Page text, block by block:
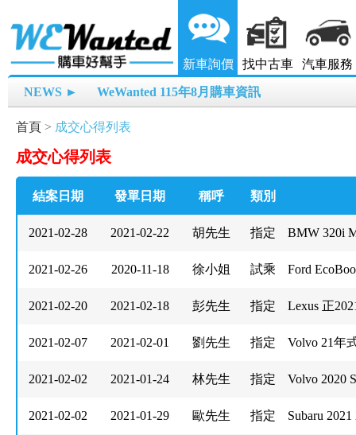
新車詢價 找中古車 汽車服務
NEWS ► WeWanted 115年8月購車資訊
首頁 > 成交心得列表
成交心得列表
結案日期 發單日期 稱呼 類別
2021-02-28 2021-02-22 胡先生 指定 BMW 320i
2021-02-26 2020-11-18 徐小姐 試乘 Ford
2021-02-20 2021-02-18 彭先生 指定 Lexus 正
2021-02-07 2021-02-01 劉先生 指定 Volvo 21年
2021-02-02 2021-01-24 林先生 指定 Volvo 2020
2021-02-02 2021-01-29 歐先生 指定 Subaru